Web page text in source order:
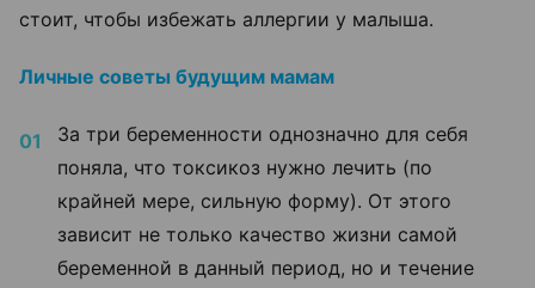
стоит, чтобы избежать аллергии у малыша.
Личные советы будущим мамам
За три беременности однозначно для себя
поняла, что токсикоз нужно лечить (по
крайней мере, сильную форму). От этого
зависит не только качество жизни самой
беременной в данный период, но и течение